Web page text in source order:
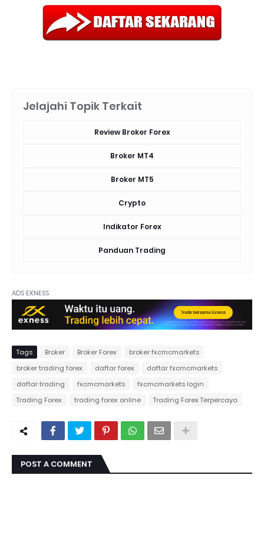
Jelajahi Topik Terkait
Review Broker Forex
Broker MT4
Broker MT5
Crypto
Indikator Forex
Panduan Trading
ADS EXNESS
Tags Broker Broker Forex
broker fxcmcmarkets
broker trading forex
daftar forex
daftar fxcmcmarkets
daftar trading
fxcmcmarkets
fxcmcmarkets login
Trading Forex
trading forex online Trading Forex Terpercaya
POST A COMMENT